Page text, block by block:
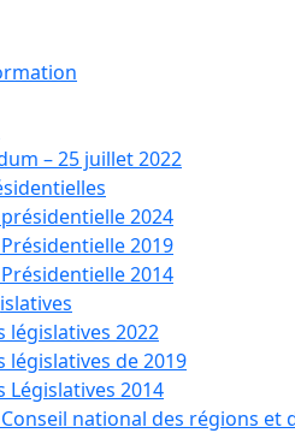
– 25 juillet 2022
2024
2019
2014
législatives 2022
législatives de 2019
Législatives 2014
national des régions et